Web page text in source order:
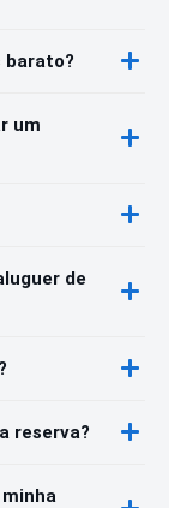
barato?
um
de
reserva?